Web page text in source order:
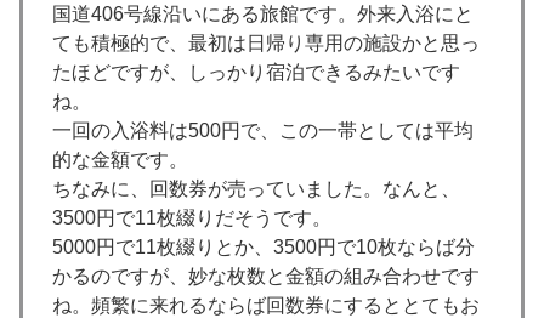
国道406号線沿いにある旅館です。外来入浴にと
ても積極的で、最初は日帰り専用の施設かと思っ
たほどですが、しっかり宿泊できるみたいです
ね。
一回の入浴料は500円で、この一帯としては平均
的な金額です。
ちなみに、回数券が売っていました。なんと、
3500円で11枚綴りだそうです。
5000円で11枚綴りとか、3500円で10枚ならば分
かるのですが、妙な枚数と金額の組み合わせです
ね。頻繁に来れるならば回数券にするととてもお